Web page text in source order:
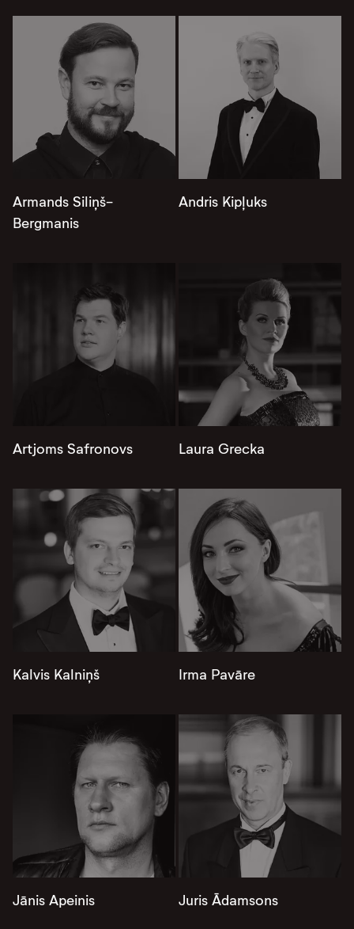
Armands Siliņš-
Bergmanis
Andris Kipļuks
Artjoms Safronovs Laura Grecka
Kalvis Kalniņš Irma Pavāre
Jānis Apeinis Juris Ādamsons